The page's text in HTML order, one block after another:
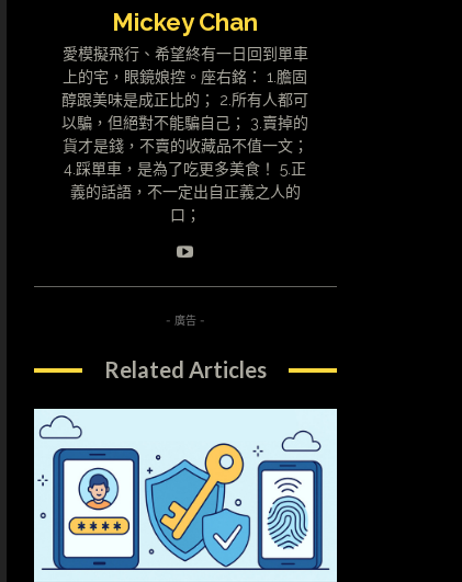
Mickey Chan
愛模擬飛行、希望終有一日回到單車
上的宅，眼鏡娘控。座右銘： 1.膽固
醇跟美味是成正比的； 2.所有人都可
以騙，但絕對不能騙自己； 3.賣掉的
貨才是錢，不賣的收藏品不值一文；
4.踩單車，是為了吃更多美食！ 5.正
義的話語，不一定出自正義之人的
口；
- 廣告 -
Related Articles